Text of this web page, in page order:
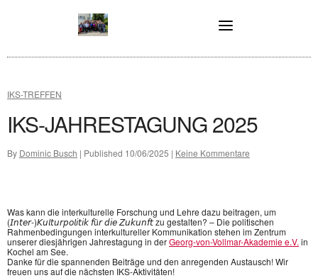
IKS-TREFFEN
IKS-JAHRESTAGUNG 2025
By Dominic Busch | Published 10/06/2025 | Keine Kommentare
Was kann die interkulturelle Forschung und Lehre dazu beitragen, um
(𝘐𝘯𝘵𝘦𝘳-)𝘒𝘶𝘭𝘵𝘶𝘳𝘱𝘰𝘭𝘪𝘵𝘪𝘬 𝘧ü𝘳 𝘥𝘪𝘦 𝘡𝘶𝘬𝘶𝘯𝘧𝘵 zu gestalten? – Die politischen
Rahmenbedingungen interkultureller Kommunikation stehen im Zentrum
unserer diesjährigen Jahrestagung in derGeorg-von-Vollmar-Akademie e.V. in
Kochel am See.
Danke für die spannenden Beiträge und den anregenden Austausch! Wir
freuen uns auf die nächsten IKS-Aktivitäten!